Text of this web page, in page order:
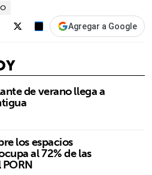
Agregar a Google
de verano llega a
los espacios
al 72% de las